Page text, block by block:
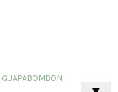
GUAPABOMBON